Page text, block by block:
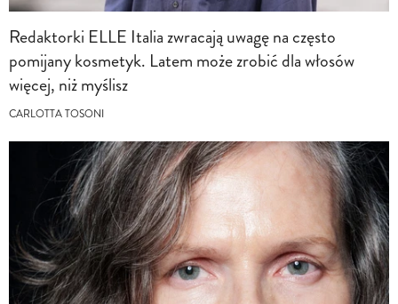
Redaktorki ELLE Italia zwracają uwagę na często
pomijany kosmetyk. Latem może zrobić dla włosów
więcej, niż myślisz
CARLOTTA TOSONI